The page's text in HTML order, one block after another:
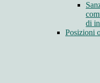
di
Posizioni